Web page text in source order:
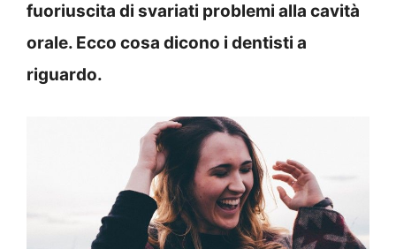
fuoriuscita di svariati problemi alla cavità
orale. Ecco cosa dicono i dentisti a
riguardo.